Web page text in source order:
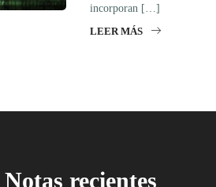
incorporan […]
LEER MÁS
Notas recientes